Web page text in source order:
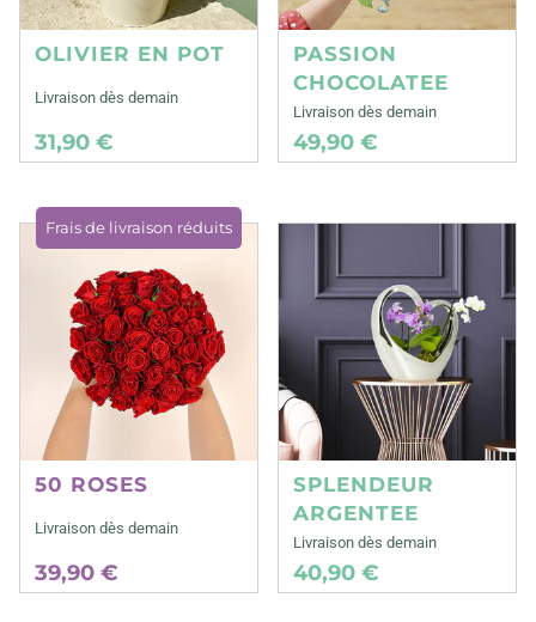
OLIVIER EN POT
Livraison dès demain
31,90 €
PASSION
CHOCOLATEE
Livraison dès demain
49,90 €
Frais de livraison réduits
50 ROSES
Livraison dès demain
39,90 €
SPLENDEUR
ARGENTEE
Livraison dès demain
40,90 €